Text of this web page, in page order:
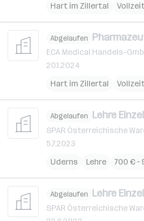
Hart im Zillertal
Vollzeit
Abgelaufen
ECA Medical Handels-
20.1.2024
Hart im Zillertal
Abgelaufen Lehre
SPAR Österreichische
5.7.2023
Uderns
Lehre 700 €
Abgelaufen Lehre
SPAR Österreichische